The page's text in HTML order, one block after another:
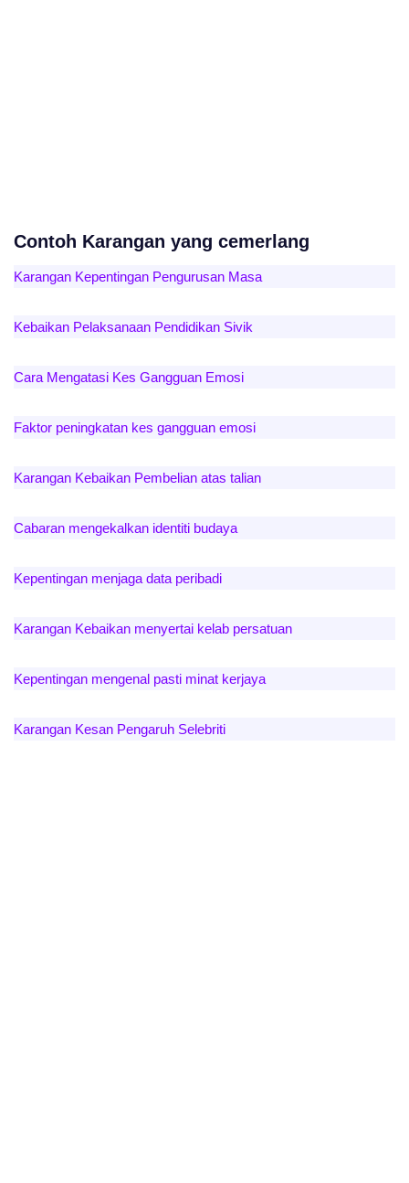
Contoh Karangan yang cemerlang
Karangan Kepentingan Pengurusan Masa
Kebaikan Pelaksanaan Pendidikan Sivik
Cara Mengatasi Kes Gangguan Emosi
Faktor peningkatan kes gangguan emosi
Karangan Kebaikan Pembelian atas talian
Cabaran mengekalkan identiti budaya
Kepentingan menjaga data peribadi
Karangan Kebaikan menyertai kelab persatuan
Kepentingan mengenal pasti minat kerjaya
Karangan Kesan Pengaruh Selebriti